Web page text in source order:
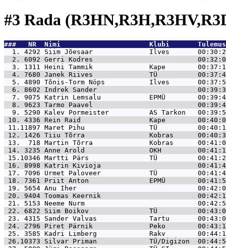
#3 Rada
###   NR  Nimi                      Klubi
  1. 4292
Siim Jõesaar              Ilves
  2. 6092
Gerri Kodres
  3. 1311
Heini Tammik              Kape
  4. 7680
Janek Riives              TÜ
  5. 4890
Tõnis-Torm Nöps           Ilves
  6. 8602
Indrek Sander
  7. 9075
Katrin Lemsalu            EPMÜ
  8. 9623
Tarmo Paavel
  9. 5290
Kalev Pormeister          AS Tarkon
10. 4336 Rein Raid                 Kape
11.11897 Maret Pihu                TÜ
12. 1426 Tiiu Tõrra                Kobras
13.  718 Martin Tõrra              Kobras
14. 3235 Anne Arold                OKH
15.10346 Martti Pärs               TÜ
16. 8998 Katrin Kivioja
17. 7096 Urmet Paloveer            TÜ
18. 7361 Priit Anton               EPMÜ
19. 5654 Anu Iher
20. 9404 Toomas Keernik
21. 5153 Neeme Nurm
22. 6822 Siim Boikov               TÜ
23. 4315 Sander Valvas             Tartu
24. 2796 Piret Pärnik              Peko
25. 3585 Kadri Limberg             Rakv
26.10373 Silvar Priman             TÜ/Digizon